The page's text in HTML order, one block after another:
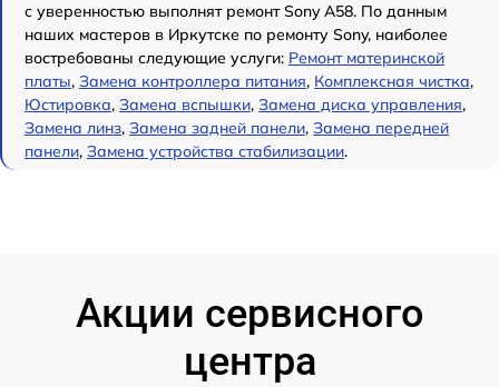
с уверенностью выполнят ремонт Sony A58. По данным
наших мастеров в Иркутске по ремонту Sony, наиболее
востребованы следующие услуги: Ремонт материнской
платы, Замена контроллера питания, Комплексная чистка,
Юстировка, Замена вспышки, Замена диска управления,
Замена линз, Замена задней панели, Замена передней
панели, Замена устройства стабилизации.
Акции сервисного
центра